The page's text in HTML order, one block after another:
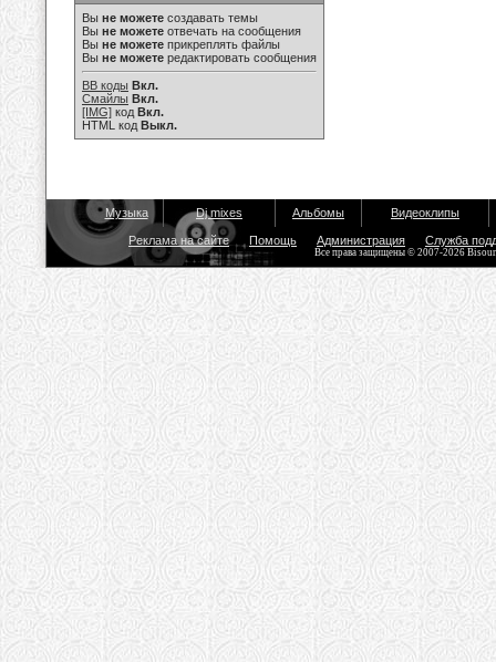
Вы не можете создавать темы
Вы не можете отвечать на сообщения
Вы не можете прикреплять файлы
Вы не можете редактировать сообщения
BB коды Вкл.
Смайлы Вкл.
[IMG] код Вкл.
HTML код Выкл.
Музыка Dj mixes Альбомы Видеоклипы
Реклама на сайте Помощь Администрация Служба
Все права защищены © 2007-2026